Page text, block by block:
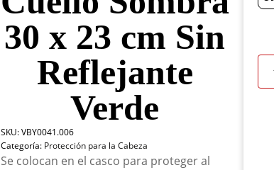
30 x 23 cm Sin
Reflejante
Verde
SKU:VBY0041.006
Categoría: Protección para la Cabeza
Se colocan en el casco para proteger al